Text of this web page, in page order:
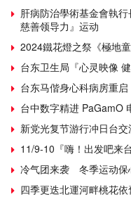
肝病防治學術基金會執
慈善领导力』运动
2024鐵花燈之祭《極地
台东卫生局『心灵映像
台东马偕身心科病房重启
台中数字精进 PaGamO
新党光复节游行冲日台
11/9-10『嗨！出发吧来
冷气团来袭 冬季运动保
四季更迭北運河畔桃花